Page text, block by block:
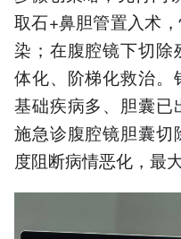
取石+鼻胆管置入术
染；在腹腔镜下切除
体化、阶梯化救治
基础疾病多、胆囊已
施急诊腹腔镜胆囊切
度阻断病情恶化，最